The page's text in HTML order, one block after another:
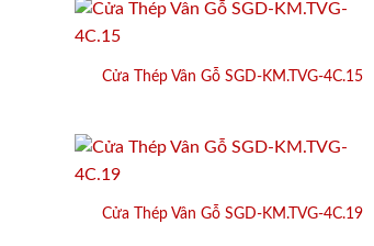
Cửa Thép Vân Gỗ SGD-KM.TVG-4C.15
Cửa Thép Vân Gỗ SGD-KM.TVG-4C.19